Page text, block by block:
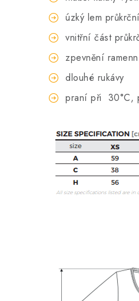
úzký lem
vnitřní část
zpevnění
dlouhé rukávy
praní při 30°C,